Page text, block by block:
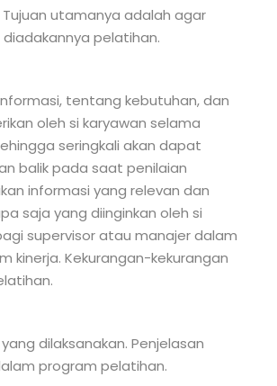
utamanya adalah agar
pelatihan.
tentang kebutuhan, dan
oleh si karyawan selama
seringkali akan dapat
balik pada saat penilaian
informasi yang relevan dan
saja yang diinginkan oleh si
supervisor atau manajer dalam
kinerja. Kekurangan-kekurangan
dilaksanakan. Penjelasan
program pelatihan.